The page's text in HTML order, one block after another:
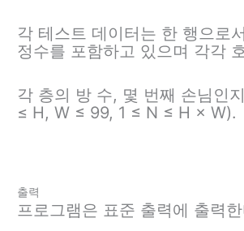
각 테스트 데이터는 한 행으로
정수를 포함하고 있으며 각각
각 층의 방 수, 몇 번째 손님인
≤ H, W ≤ 99, 1 ≤ N ≤ H × W).
출력
프로그램은 표준 출력에 출력